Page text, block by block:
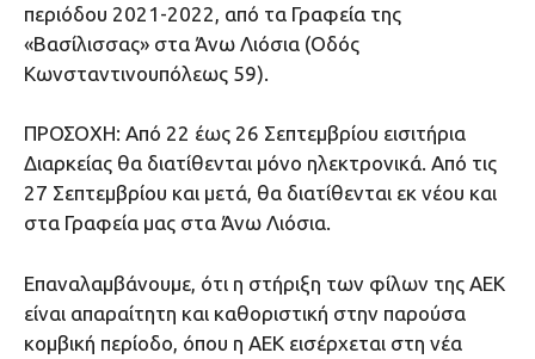
περιόδου 2021-2022, από τα Γραφεία της
«Βασίλισσας» στα Άνω Λιόσια (Οδός
Κωνσταντινουπόλεως 59).
ΠΡΟΣΟΧΗ: Από 22 έως 26 Σεπτεμβρίου εισιτήρια
Διαρκείας θα διατίθενται μόνο ηλεκτρονικά. Από τις
27 Σεπτεμβρίου και μετά, θα διατίθενται εκ νέου και
στα Γραφεία μας στα Άνω Λιόσια.
Επαναλαμβάνουμε, ότι η στήριξη των φίλων της ΑΕΚ
είναι απαραίτητη και καθοριστική στην παρούσα
κομβική περίοδο, όπου η ΑΕΚ εισέρχεται στη νέα